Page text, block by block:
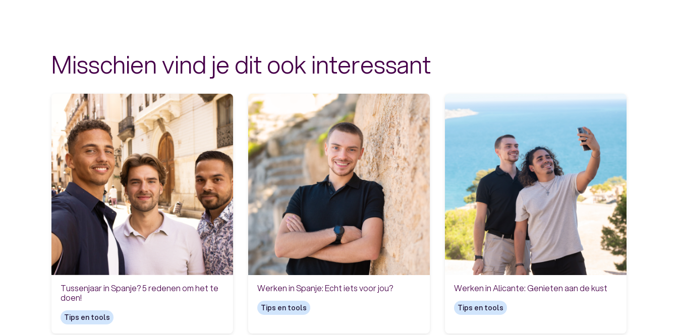
Misschien vind je dit ook interessant
Tussenjaar in Spanje? 5 redenen om het te
doen!
Tips en tools
Werken in Spanje: Echt iets voor jou?
Tips en tools
Werken in Alicante: Genieten aan de kust
Tips en tools